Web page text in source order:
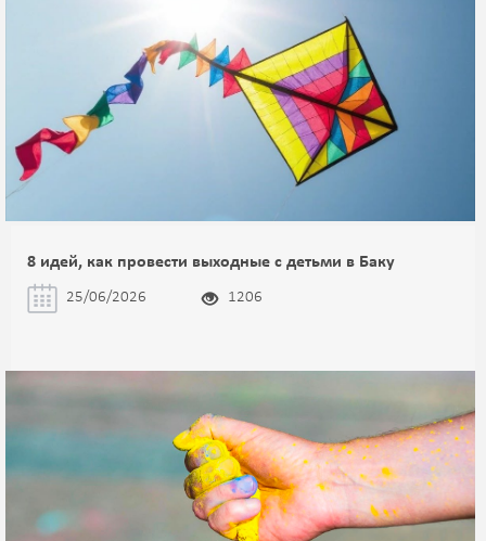
8 идей, как провести выходные с детьми в Баку
25/06/2026 1206